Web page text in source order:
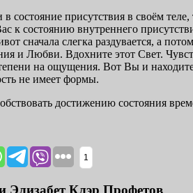
состояние присутствия в своём
к состоянию внутреннего
сначала слегка раздувается, а
и Любви. Вдохните этот Свет.
на ощущения. Вот Вы и
не имеет формы.
достижению состояния
1
Элизабет Клэр Профетов